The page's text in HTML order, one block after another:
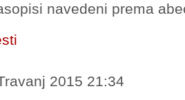
navedeni prema
2015 21:34